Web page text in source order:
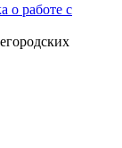
о работе с